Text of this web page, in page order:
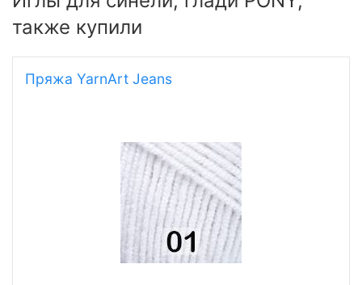
также купили
Пряжа YarnArt Jeans